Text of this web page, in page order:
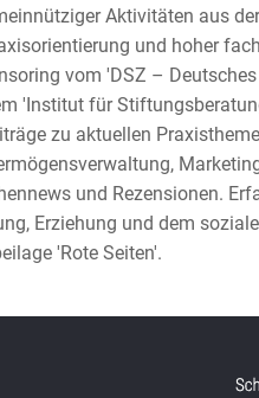
Aktivitäten aus
und hoher
vom 'DSZ –
'Institut für
zu aktuellen
und Rezensionen.
Erziehung und dem
'Rote Seiten'.